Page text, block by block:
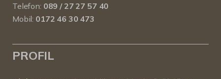
Telefon: 089 / 27 27 57 40
Mobil: 0172 46 30 473
PROFIL